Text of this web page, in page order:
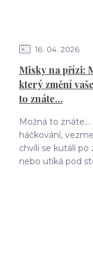
16 04 2026
Misky na přízi:
který změní
to znáte…
Možná to znáte…
háčkování,
chvíli se kutálí po
nebo utíká pod